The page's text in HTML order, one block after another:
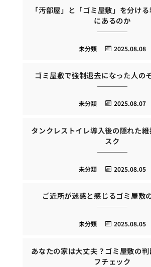
「汚部屋」と「ゴミ屋敷」を分け
にあるのか
2025.08.08
未分類
ゴミ屋敷で強制退去になった人の
2025.08.07
未分類
タンクレストイレ導入後の隠れた
スク
2025.08.05
未分類
ご近所が迷惑と感じるゴミ屋敷
2025.08.05
未分類
あなたの家は大丈夫？ゴミ屋敷の
フチェック